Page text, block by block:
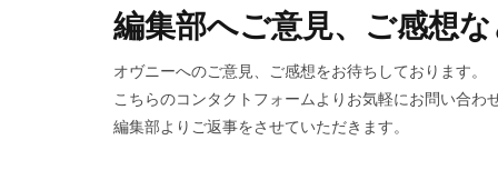
編集部へご意見、ご感想
オヴニーへのご意見、ご感想をお待ちしております。
こちらのコンタクトフォームよりお気軽にお問い合わ
編集部よりご返事をさせていただきます。